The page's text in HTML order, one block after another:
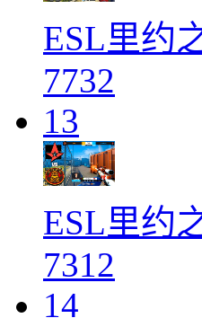
ESL里约
7732
13
ESL里约
7312
14